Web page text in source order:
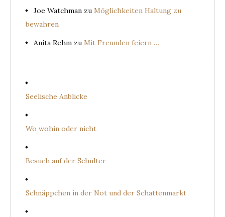
Joe Watchman zu Möglichkeiten Haltung zu
bewahren
Anita Rehm zu Mit Freunden feiern …
Seelische Anblicke
Wo wohin oder nicht
Besuch auf der Schulter
Schnäppchen in der Not und der Schattenmarkt